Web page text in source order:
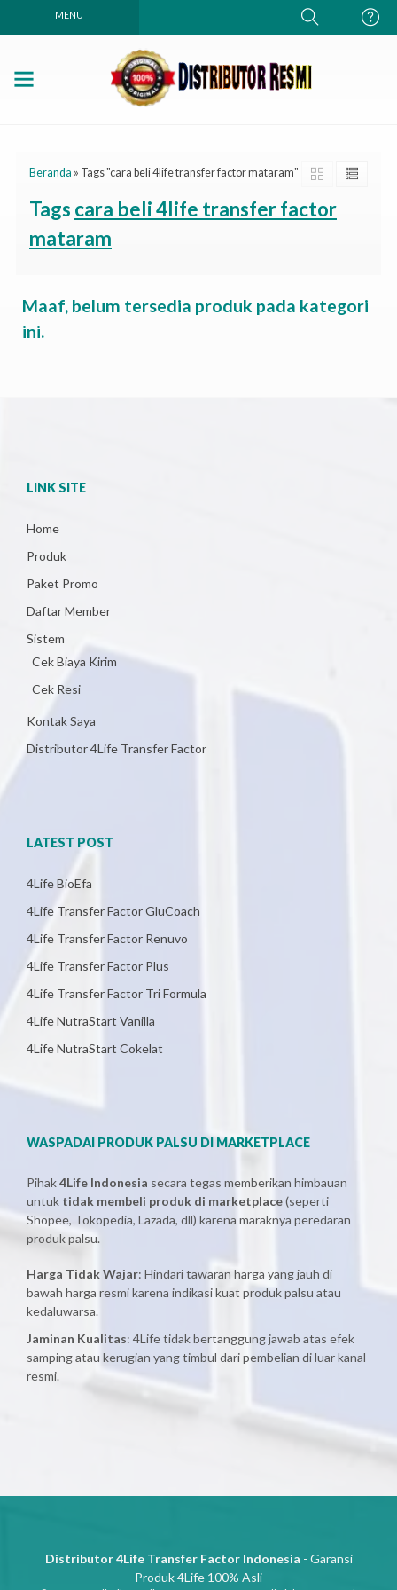
MENU
Beranda » Tags "cara beli 4life transfer factor mataram"
Tags cara beli 4life transfer factor
mataram
Maaf, belum tersedia produk pada kategori
ini.
LINK SITE
Home
Produk
Paket Promo
Daftar Member
Sistem
Cek Biaya Kirim
Cek Resi
Kontak Saya
Distributor 4Life Transfer Factor
LATEST POST
4Life BioEfa
4Life Transfer Factor GluCoach
4Life Transfer Factor Renuvo
4Life Transfer Factor Plus
4Life Transfer Factor Tri Formula
4Life NutraStart Vanilla
4Life NutraStart Cokelat
WASPADAI PRODUK PALSU DI MARKETPLACE
Pihak4Life Indonesia secara tegas memberikan himbauan
untuk tidak membeli produk di marketplace(seperti
Shopee, Tokopedia, Lazada, dll) karena maraknya peredaran
produk palsu.
Harga Tidak Wajar: Hindari tawaran harga yang jauh di
bawah harga resmi karena indikasi kuat produk palsu atau
kedaluwarsa.
Jaminan Kualitas: 4Life tidak bertanggung jawab atas efek
samping atau kerugian yang timbul dari pembelian di luar kanal
resmi.
Distributor 4Life Transfer Factor Indonesia - Garansi
Produk 4Life 100% Asli